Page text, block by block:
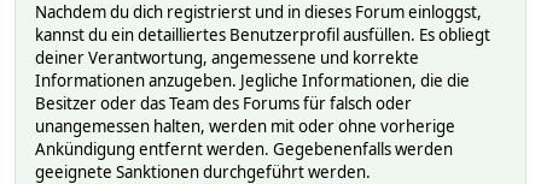
Nachdem du dich registrierst und in dieses Forum einloggst,
kannst du ein detailliertes Benutzerprofil ausfüllen. Es obliegt
deiner Verantwortung, angemessene und korrekte
Informationen anzugeben. Jegliche Informationen, die die
Besitzer oder das Team des Forums für falsch oder
unangemessen halten, werden mit oder ohne vorherige
Ankündigung entfernt werden. Gegebenenfalls werden
geeignete Sanktionen durchgeführt werden.